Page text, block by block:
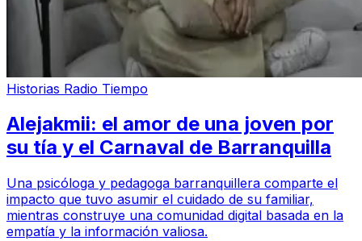
Historias Radio Tiempo
Alejakmii: el amor de una joven por
su tía y el Carnaval de Barranquilla
Una psicóloga y pedagoga barranquillera comparte el
impacto que tuvo asumir el cuidado de su familiar,
mientras construye una comunidad digital basada en la
empatía y la información valiosa.